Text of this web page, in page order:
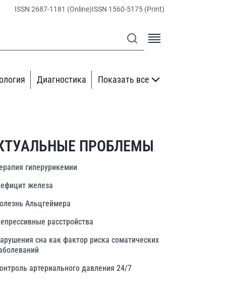
ISSN 2687-1181 (Online)ISSN 1560-5175 (Print)
Диагностика Показать все
ПРОБЛЕМЫ
гиперурикемии
железа
Альцгеймера
расстройства
сна как фактор риска соматических
артериального давления 24/7